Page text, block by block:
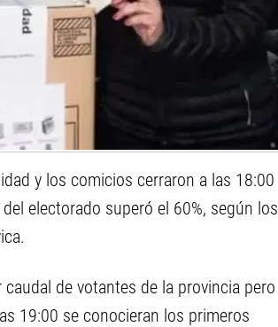
y los comicios cerraron a las 18:00
electorado superó el 60%, según los
de votantes de la provincia pero
19:00 se conocieran los primeros